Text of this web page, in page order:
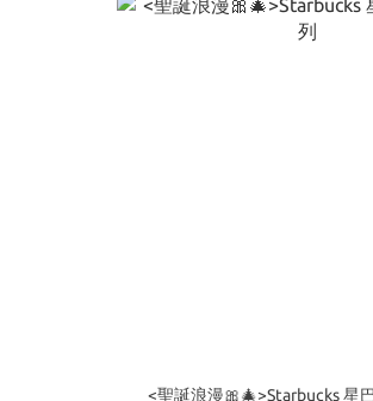
<聖誕浪漫🎀🎄>Starbucks 星